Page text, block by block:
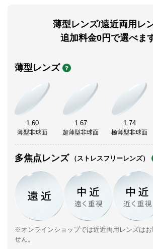
薄型レンズ/遠近両用レ
追加料金0円で選べま
薄型レンズ
1.60
薄型非球面
1.67
超薄型非球面
1.74
極薄型非球面
多焦点レンズ （ストレスフリーレンズ）
※オンラインショップでは近近両用レンズはお
せん。